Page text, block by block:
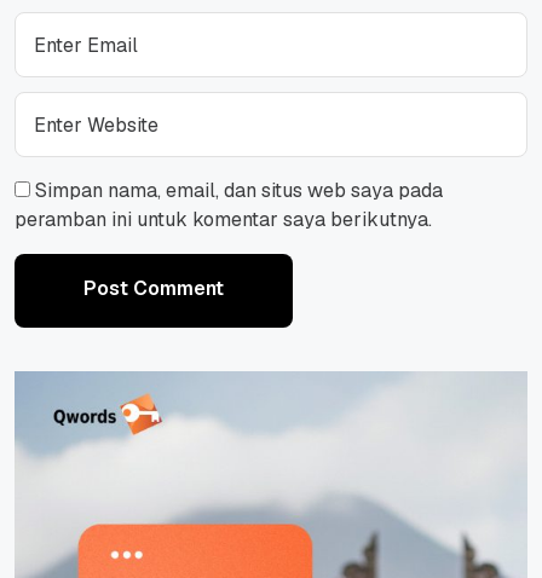
Simpan nama, email, dan situs web saya pada
peramban ini untuk komentar saya berikutnya.
Post Comment